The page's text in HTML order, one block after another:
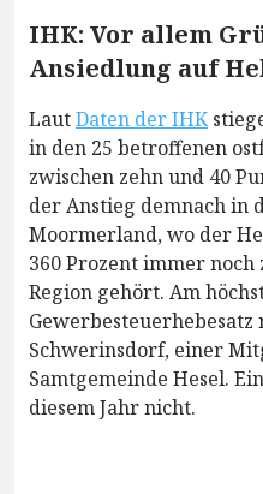
IHK: Vor allem
Ansiedlung auf
LautDaten der IHK
in den 25 betroffenen
zwischen zehn und 40
der Anstieg demnach in
Moormerland, wo der
360 Prozent immer
Region gehört. Am
Gewerbesteuerhebesatz
Schwerinsdorf, einer
Samtgemeinde Hesel.
diesem Jahr nicht.